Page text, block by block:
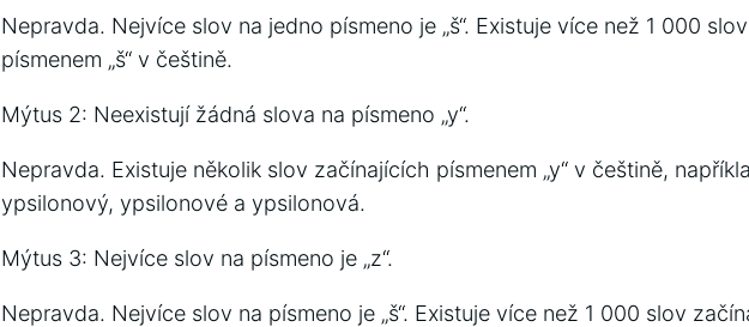
Nepravda. Nejvíce slov na jedno písmeno je „š“. Existuje více než 1 000
písmenem „š“ v češtině.
Mýtus 2: Neexistují žádná slova na písmeno „y“.
Nepravda. Existuje několik slov začínajících písmenem „y“ v češtině,
ypsilonový, ypsilonové a ypsilonová.
Mýtus 3: Nejvíce slov na písmeno je „z“.
Nepravda. Nejvíce slov na písmeno je „š“. Existuje více než 1 000 slov